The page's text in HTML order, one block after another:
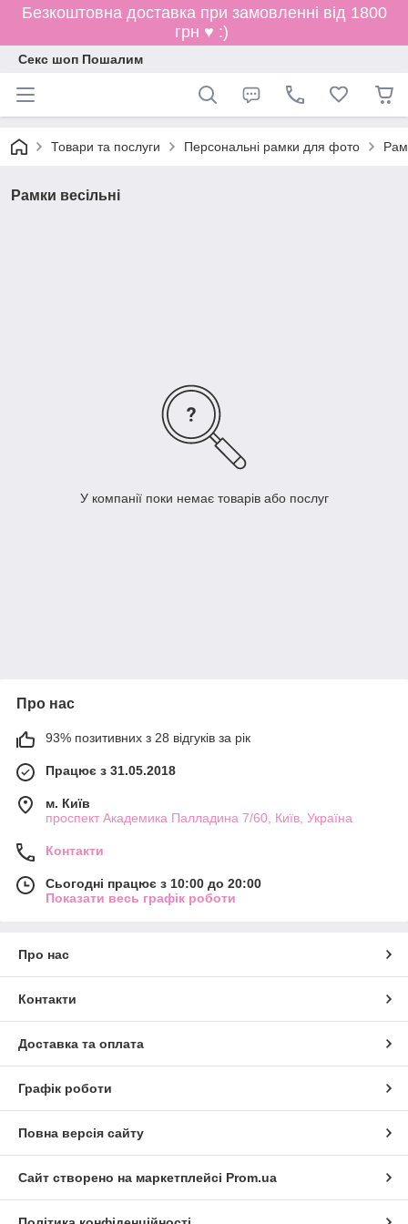
Безкоштовна доставка при замовленні від 1800
грн ♥ :)
Секс шоп Пошалим
Товари та послуги Персональні рамки для фото
Рамки весільні
У компанії поки немає товарів або послуг
Про нас
93% позитивних з 28 відгуків за рік
Працює з 31.05.2018
м. Київ
проспект Академика Палладина 7/60, Київ, Україна
Контакти
Сьогодні працює з 10:00 до 20:00
Показати весь графік роботи
Про нас
Контакти
Доставка та оплата
Графік роботи
Повна версія сайту
Сайт створено на маркетплейсі Prom.ua